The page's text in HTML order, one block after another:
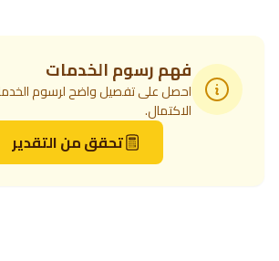
فهم رسوم الخدمات
احصل على تفصيل واضح لرسوم
الاكتمال.
تحقق من التقدير